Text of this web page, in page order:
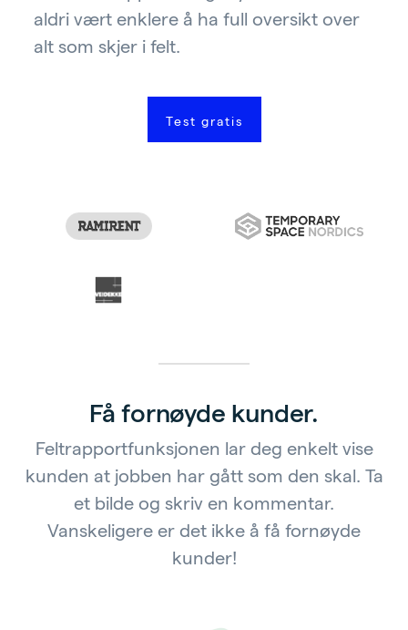
aldri vært enklere å ha full oversikt over
alt som skjer i felt.
Test gratis
Få fornøyde kunder.
Feltrapportfunksjonen lar deg enkelt vise
kunden at jobben har gått som den skal. Ta
et bilde og skriv en kommentar.
Vanskeligere er det ikke å få fornøyde
kunder!